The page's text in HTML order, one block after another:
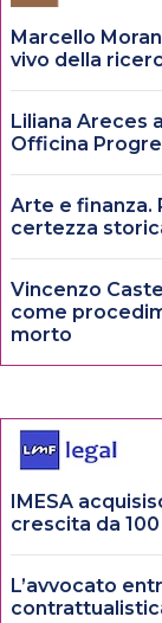
Marcello
vivo della
Liliana Areces
Officina
Arte e finanza.
certezza
Vincenzo
come
morto
IMESA
crescita da
L’avvocato